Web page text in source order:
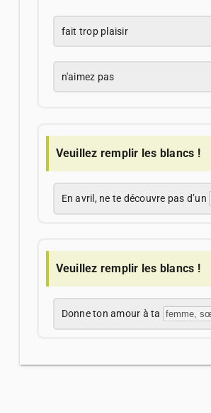
fait trop plaisir
n'aimez pas
Veuillez remplir les blancs !
En avril, ne te découvre pas d’un
Veuillez remplir les blancs !
Donne ton amour à ta